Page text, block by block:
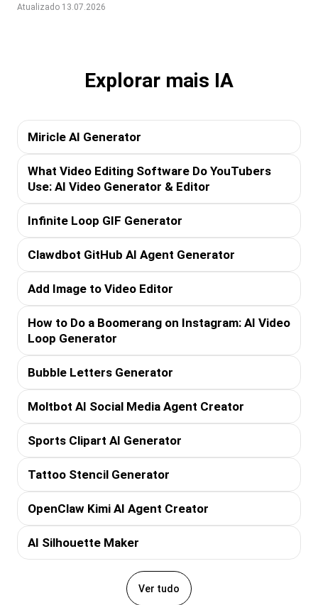
Atualizado 13.07.2026
Explorar mais IA
Miricle AI Generator
What Video Editing Software Do YouTubers
Use: AI Video Generator & Editor
Infinite Loop GIF Generator
Clawdbot GitHub AI Agent Generator
Add Image to Video Editor
How to Do a Boomerang on Instagram: AI Video
Loop Generator
Bubble Letters Generator
Moltbot AI Social Media Agent Creator
Sports Clipart AI Generator
Tattoo Stencil Generator
OpenClaw Kimi AI Agent Creator
AI Silhouette Maker
Ver tudo